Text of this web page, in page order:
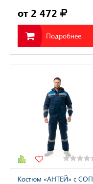
от 2 472
Подробнее
Костюм «АНТЕЙ» с СОП